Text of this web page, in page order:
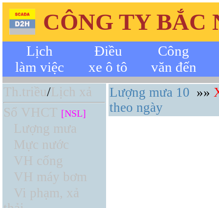
CÔNG TY BẮC
Lịch
làm việc
Điều
xe ô tô
Công
văn đến
Th.triều/Lịch xả
Sổ VHCT [NSL]
Lượng mưa
Mực nước
VH cống
VH máy bơm
Vi phạm, xả
Lượng mưa 10 »»
theo ngày